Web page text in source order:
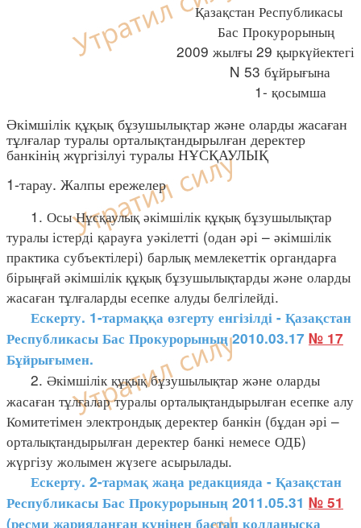
Қазақстан Республикасы
Бас Прокурорының
2009 жылғы 29 қыркүйектегі
N 53 бұйрығына
1- қосымша
Әкімшілік құқық бұзушылықтар және оларды жасаған
тұлғалар туралы орталықтандырылған деректер
банкінің жүргізілуі туралы НҰСҚАУЛЫҚ
1-тарау. Жалпы ережелер
1. Осы Нұсқаулық әкімшілік құқық бұзушылықтар
туралы істерді қарауға уәкілетті (одан әрі – әкімшілік
практика субъектілері) барлық мемлекеттік органдарға
бірыңғай әкімшілік құқық бұзушылықтарды және оларды
жасаған тұлғаларды есепке алуды белгілейді.
Ескерту. 1-тармаққа өзгерту енгізілді - Қазақстан
Республикасы Бас Прокурорының 2010.03.17 № 17
Бұйрығымен.
2. Әкімшілік құқық бұзушылықтар және оларды
жасаған тұлғалар туралы орталықтандырылған есепке алу
Комитетімен электрондық деректер банкін (бұдан әрі –
орталықтандырылған деректер банкі немесе ОДБ)
жүргізу жолымен жүзеге асырылады.
Ескерту. 2-тармақ жаңа редакцияда - Қазақстан
Республикасы Бас Прокурорының 2011.05.31 № 51
(ресми жарияланған күнінен бастап қолданысқа